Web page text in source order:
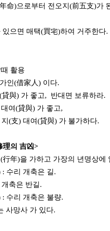
)으로부터 전오지(前五支)가
으면 매택(買宅)하여 거주한다.
활용
인(借家人) 이다.
與) 가 좋고, 반대면 보류하라.
여(貸與) 가 좋고,
(支) 대여(貸與) 가 불가하다.
理의 吉凶>
年)을 가하고 가장의 년명상에
수리 개축은 길.
축은 반길.
수리 개축은 불량.
사망사 가 있다.